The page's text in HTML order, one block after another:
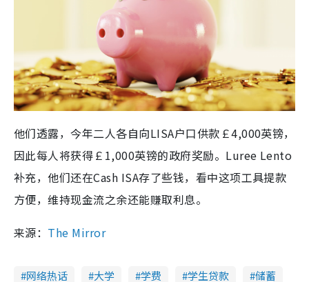
他们透露，今年二人各自向LISA户口供款￡4,000英镑，
因此每人将获得￡1,000英镑的政府奖励。Luree Lento
补充，他们还在Cash ISA存了些钱，看中这项工具提款
方便，维持现金流之余还能赚取利息。
来源： The Mirror
网络热话 大学 学费 学生贷款 储蓄